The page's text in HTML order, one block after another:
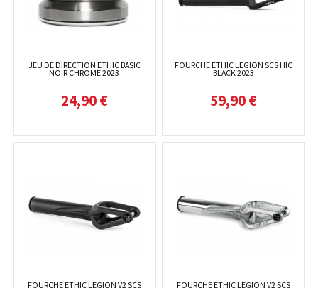
JEU DE DIRECTION ETHIC BASIC
NOIR CHROME 2023
24,90 €
FOURCHE ETHIC LEGION SCS HIC
BLACK 2023
59,90 €
FOURCHE ETHIC LEGION V2 SCS FOURCHE ETHIC LEGION V2 SCS